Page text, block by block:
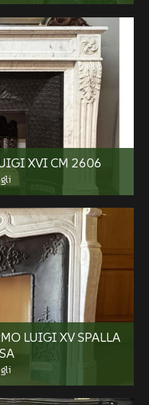
XVI CM 2606
LUIGI XV SPALLA